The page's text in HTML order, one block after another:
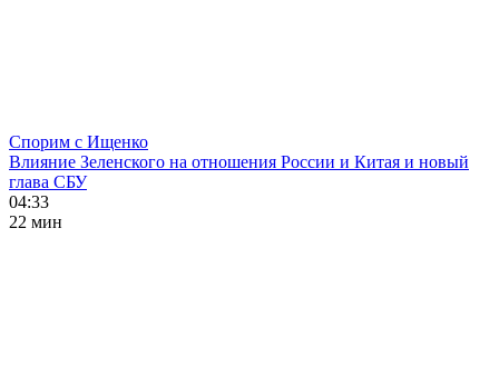
Спорим с Ищенко
Влияние Зеленского на отношения России и Китая и новый
глава СБУ
04:33
22 мин